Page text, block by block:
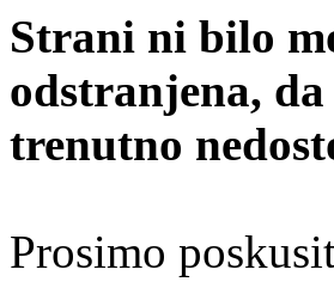
Strani ni bilo
odstranjena,
trenutno
Prosimo